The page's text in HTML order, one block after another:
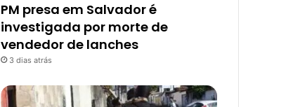
PM presa em Salvador é
investigada por morte de
vendedor de lanches
3 dias atrás